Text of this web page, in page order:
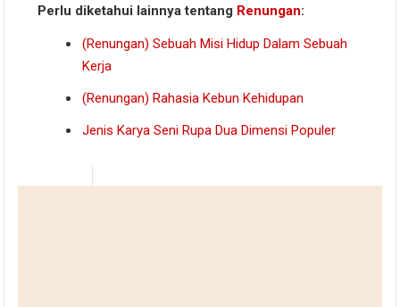
Perlu diketahui lainnya tentang Renungan:
(Renungan) Sebuah Misi Hidup Dalam Sebuah
Kerja
(Renungan) Rahasia Kebun Kehidupan
Jenis Karya Seni Rupa Dua Dimensi Populer